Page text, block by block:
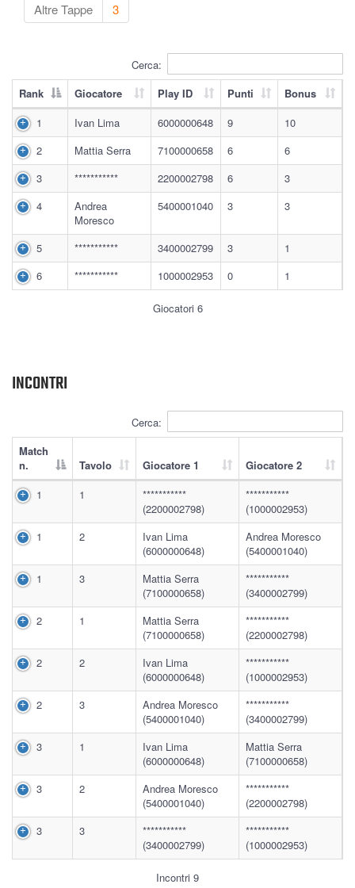
Altre Tappe 3
Cerca:
Rank
Giocatore Play ID Punti
Bonus
1
Ivan Lima 6000000648 9
10
2
Mattia Serra 7100000658 6
6
3
*********** 2200002798 6
3
4
Andrea
Moresco
5400001040 3 3
5 *********** 3400002799 3
1
6
*********** 1000002953 0 1
Giocatori 6
INCONTRI
Cerca:
Match
n.
Tavolo Giocatore 1
Giocatore 2
1
1
***********
(2200002798)
***********
(1000002953)
1
2
Ivan Lima
(6000000648)
Andrea Moresco
(5400001040)
1
3
Mattia Serra
(7100000658)
***********
(3400002799)
2
1
Mattia Serra
(7100000658)
***********
(2200002798)
2
2
Ivan Lima
(6000000648)
***********
(1000002953)
2
3
Andrea Moresco
(5400001040)
***********
(3400002799)
3
1
Ivan Lima
(6000000648)
Mattia Serra
(7100000658)
3
2
Andrea Moresco
(5400001040)
***********
(2200002798)
3
3
***********
(3400002799)
***********
(1000002953)
Incontri 9